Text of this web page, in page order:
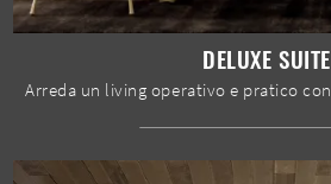
DELUXE SUITE